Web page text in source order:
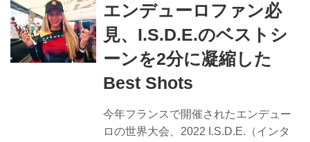
サイトも合わせて紹介しています。
ISDE RENTAL KTM - READY TO
RACE
エンデューロファン必
見、I.S.D.E.のベストシ
ーンを2分に凝縮した
Best Shots
今年フランスで開催されたエンデュー
ロの世界大会、2022 I.S.D.E.（インタ